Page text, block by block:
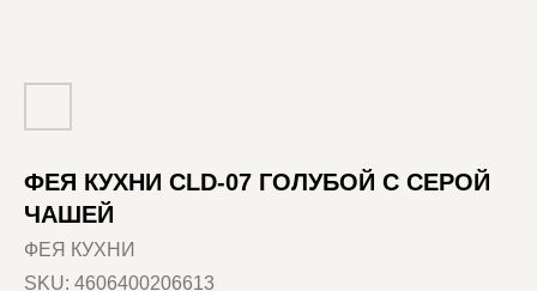
ФЕЯ КУХНИ CLD-07 ГОЛУБОЙ С СЕРОЙ
ЧАШЕЙ
ФЕЯ КУХНИ
SKU: 4606400206613